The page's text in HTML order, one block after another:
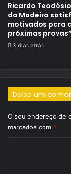
Ricardo
da Madeira
motivados para
próximas provas”
3 dias atrás
Deixe um
O seu endereço de
marcados com *